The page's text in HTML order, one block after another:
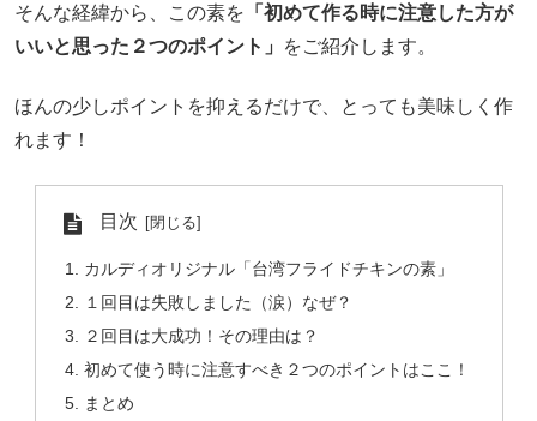
そんな経緯から、この素を 「初めて作る時に注意した方が
いいと思った２つのポイント」
をご紹介します。
ほんの少しポイントを抑えるだけで、とっても美味しく作
れます！
目次
カルディオリジナル「台湾フライドチキンの素」
１回目は失敗しました（涙）なぜ？
２回目は大成功！その理由は？
初めて使う時に注意すべき２つのポイントはここ！
まとめ